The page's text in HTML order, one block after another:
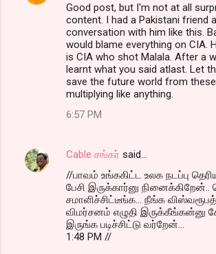
Good post, but I'm not at all
content. I had a Pakistani friend
conversation with him like this.
would blame everything on CIA.
is CIA who shot Malala. After a
learnt what you said atlast. Let
save the future world from
multiplying like anything.
6:57 PM
Cable சங்கர் said…
//பாவம் உங்ககிட்ட உலக நடப்பு
பேசி இருக்கார்னு நினைக்கிறேன்..
சமாளிச்சிட்டீங்க... நீங்க
விமர்சனம் எழுதி இருக்கீங்கன்னு
இருங்க படிச்சிட்டு வர்றேன்...
1:48 PM //